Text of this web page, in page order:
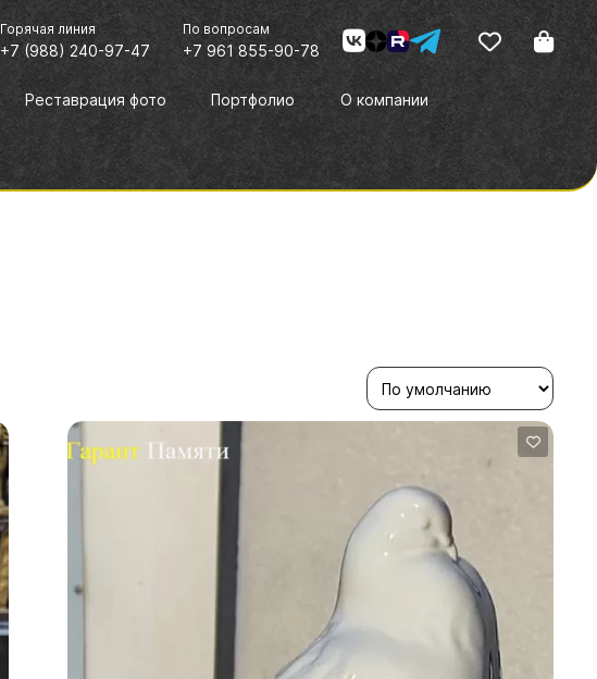
Горячая линия
+7 (988) 240-97-47
По вопросам
+7 961 855-90-78
Реставрация фото Портфолио О компании